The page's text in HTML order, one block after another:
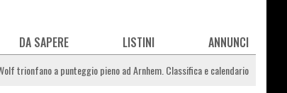
DA SAPERE LISTINI ANNUNCI
trionfano a punteggio pieno ad Arnhem. Classifica e calendario